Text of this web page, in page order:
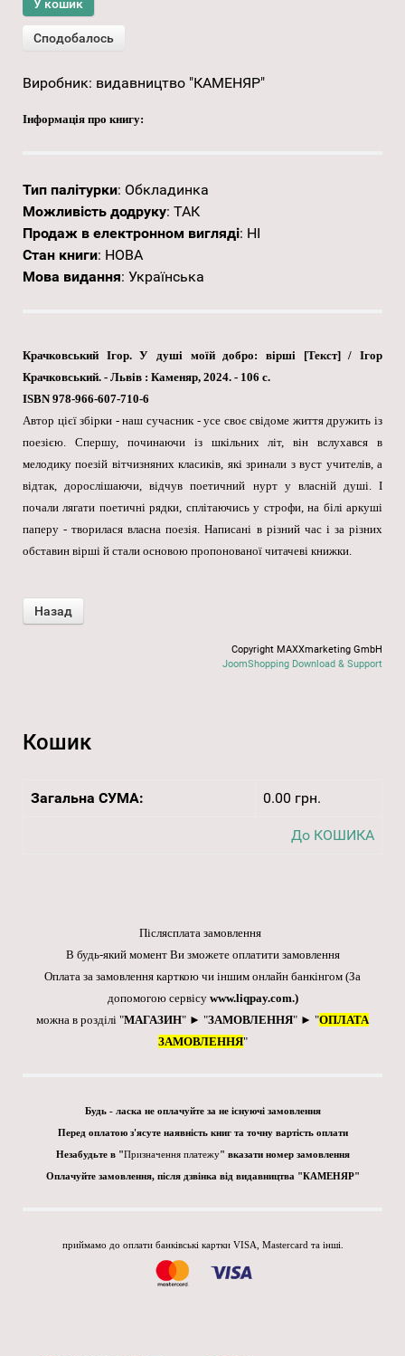
Виробник: видавництво "КАМЕНЯР"
Інформація про книгу:
Тип палітурки: Обкладинка
Можливість додруку: ТАК
Продаж в електронном вигляді: НІ
Стан книги: НОВА
Мова видання: Українська
Крачковський Ігор. У душі моїй добро: вірші [Текст] / Ігор
Крачковський. - Львів : Каменяр, 2024. - 106 с.
ISBN 978-966-607-710-6
Автор цієї збірки - наш сучасник - усе своє свідоме життя дружить із
поезією. Спершу, починаючи із шкільних літ, він вслухався в
мелодику поезій вітчизняних класиків, які зринали з вуст учителів, а
відтак, дорослішаючи, відчув поетичний нурт у власній душі. І
почали лягати поетичні рядки, сплітаючись у строфи, на білі аркуші
паперу - творилася власна поезія. Написані в різний час і за різних
обставин вірші й стали основою пропонованої читачеві книжки.
Copyright MAXXmarketing GmbH
JoomShopping Download & Support
Кошик
Загальна СУМА: 0.00 грн.
До КОШИКА
Післясплата замовлення
В будь-який момент Ви зможете оплатити замовлення
Оплата за замовлення карткою чи іншим онлайн банкінгом (За
допомогою сервісу www.liqpay.com.)
можна в розділі "МАГАЗИН" ► "ЗАМОВЛЕННЯ" ► "ОПЛАТА
ЗАМОВЛЕННЯ"
Будь - ласка не оплачуйте за не існуючі замовлення
Перед оплатою з'ясуте наявність книг та точну вартість оплати
Незабудьте в "Призначення платежу" вказати номер замовлення
Оплачуйте замовлення, після дзвінка від видавництва "КАМЕНЯР"
приймамо до оплати банківські картки VISA, Mastercard та інші.